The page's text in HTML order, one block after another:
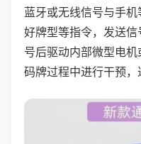
蓝牙或无线信号与手
好牌型等指令，发送
号后驱动内部微型电机
码牌过程中进行干预，